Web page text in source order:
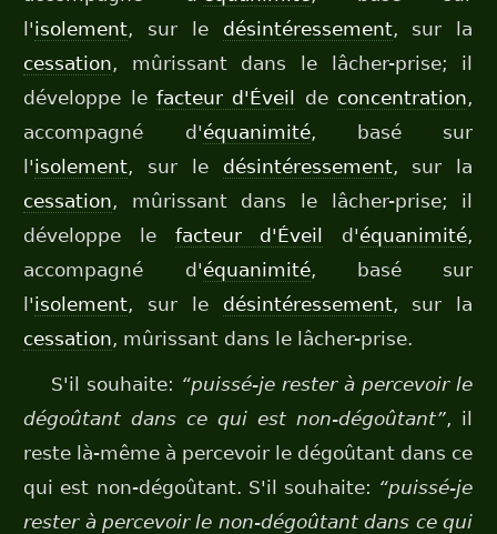
l'isolement, sur le désintéressement, sur la
cessation, mûrissant dans le lâcher-prise; il
développe lefacteur d'Éveil de concentration,
accompagné d'équanimité, basé sur
l'isolement, sur le désintéressement, sur la
cessation, mûrissant dans le lâcher-prise; il
développe le facteur d'Éveil d'équanimité,
accompagné d'équanimité, basé sur
l'isolement, sur le désintéressement, sur la
cessation, mûrissant dans le lâcher-prise.
S'il souhaite: “puissé-je rester à percevoir le
dégoûtant dans ce qui est non-dégoûtant”, il
reste là-même à percevoir le dégoûtant dans ce
qui est non-dégoûtant. S'il souhaite: “puissé-je
rester à percevoir le non-dégoûtant dans ce qui